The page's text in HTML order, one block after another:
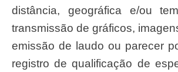
distância, geográfica e/ou
transmissão de gráficos,
emissão de laudo ou parecer
registro de qualificação de